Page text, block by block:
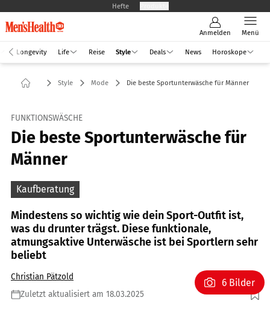
Hefte
Anmelden Menü
Longevity Life Reise Style Deals News Horoskope
Style Mode Die beste Sportunterwäsche für Männer
FUNKTIONSWÄSCHE
Die beste Sportunterwäsche für
Männer
Kaufberatung
Mindestens so wichtig wie dein Sport-Outfit ist,
was du drunter trägst. Diese funktionale,
atmungsaktive Unterwäsche ist bei Sportlern sehr
beliebt
Christian Pätzold
Zuletzt aktualisiert am 18.03.2025
Foto: chaiyapruek2520 / GettyImages
6 Bilder